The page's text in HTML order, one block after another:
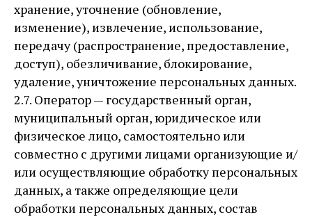
хранение, уточнение (обновление,
изменение), извлечение, использование,
передачу (распространение, предоставление,
доступ), обезличивание, блокирование,
удаление, уничтожение персональных данных.
2.7. Оператор — государственный орган,
муниципальный орган, юридическое или
физическое лицо, самостоятельно или
совместно с другими лицами организующие и/
или осуществляющие обработку персональных
данных, а также определяющие цели
обработки персональных данных, состав